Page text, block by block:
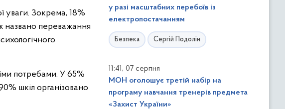
уваги. Зокрема, 18%
названо переважання
потребами. У 65%
шкіл організовано
у разі масштабних перебоїв із
електропостачанням
Безпека Сергій Подолін
11:41, 07 серпня
МОН оголошує третій набір на
програму навчання тренерів предмета
«Захист України»